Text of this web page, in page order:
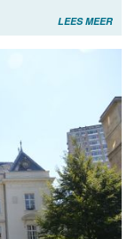
LEES MEER